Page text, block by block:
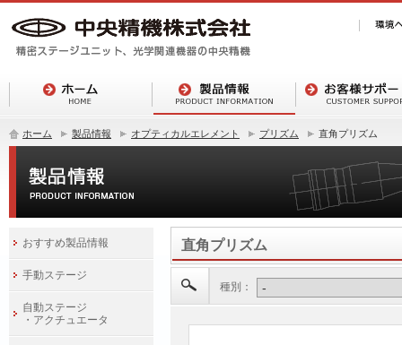
ホーム 製品情報 オプティカルエレメント プリズム 直角プリズム
直角プリズム
種別：
おすすめ製品情報
手動ステージ
自動ステージ
・アクチュエータ